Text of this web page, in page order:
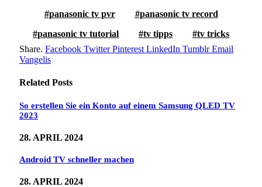
panasonic tv pvr
panasonic tv record
panasonic tv tutorial
tv tipps
tv tricks
Share. Facebook Twitter Pinterest LinkedIn Tumblr Email
Vangelis
Related Posts
So erstellen Sie ein Konto auf einem Samsung QLED TV
2023
28. APRIL 2024
Android TV schneller machen
28. APRIL 2024